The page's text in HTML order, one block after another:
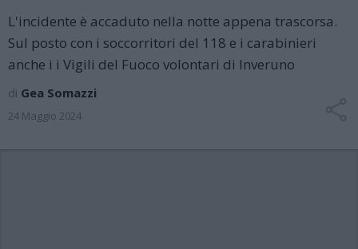
L'incidente è accaduto nella notte appena trascorsa.
Sul posto con i soccorritori del 118 e i carabinieri
anche i i Vigili del Fuoco volontari di Inveruno
di Gea Somazzi
24 Maggio 2024